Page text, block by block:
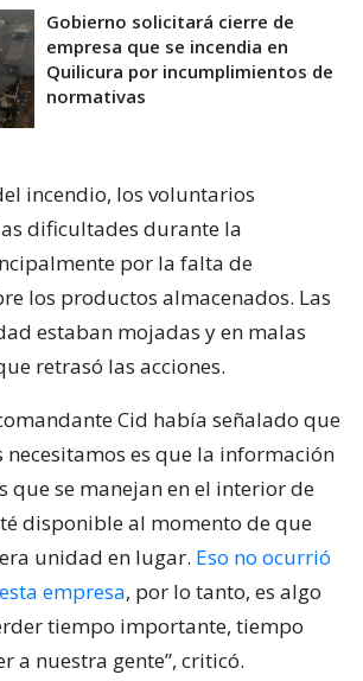
Gobierno solicitará cierre de
empresa que se incendia en
Quilicura por incumplimientos de
normativas
incendio, los voluntarios
dificultades durante la
por la falta de
los productos almacenados. Las
estaban mojadas y en malas
retrasó las acciones.
Cid había señalado que
necesitamos es que la información
que se manejan en el interior de
disponible al momento de que
unidad en lugar. Eso no ocurrió
empresa, por lo tanto, es algo
tiempo importante, tiempo
a nuestra gente”, criticó.